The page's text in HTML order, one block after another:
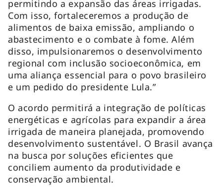
permitindo a expansão das áreas irrigadas.
Com isso, fortaleceremos a produção de
alimentos de baixa emissão, ampliando o
abastecimento e o combate à fome. Além
disso, impulsionaremos o desenvolvimento
regional com inclusão socioeconômica, em
uma aliança essencial para o povo brasileiro
e um pedido do presidente Lula.”
O acordo permitirá a integração de políticas
energéticas e agrícolas para expandir a área
irrigada de maneira planejada, promovendo
desenvolvimento sustentável. O Brasil avança
na busca por soluções eficientes que
conciliem aumento da produtividade e
conservação ambiental.